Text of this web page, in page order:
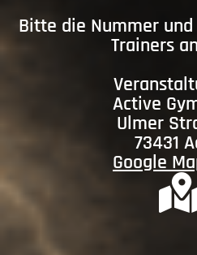
Bitte die Nummer
Trainers
Active
Ulmer
73431
Google